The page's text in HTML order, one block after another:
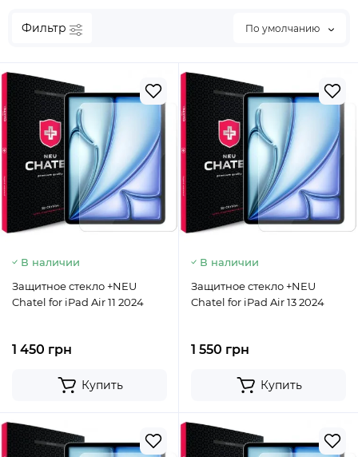
Фильтр По умолчанию
В наличии
Защитное стекло +NEU
Chatel for iPad Air 11 2024
1 450 грн
Купить
В наличии
Защитное стекло +NEU
Chatel for iPad Air 13 2024
1 550 грн
Купить